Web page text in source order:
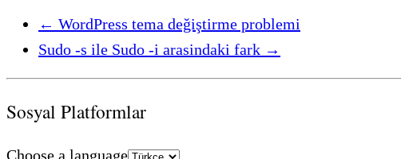
← WordPress tema değiştirme problemi
Sudo -s ile Sudo -i arasindaki fark →
Sosyal Platformlar
Choose a language